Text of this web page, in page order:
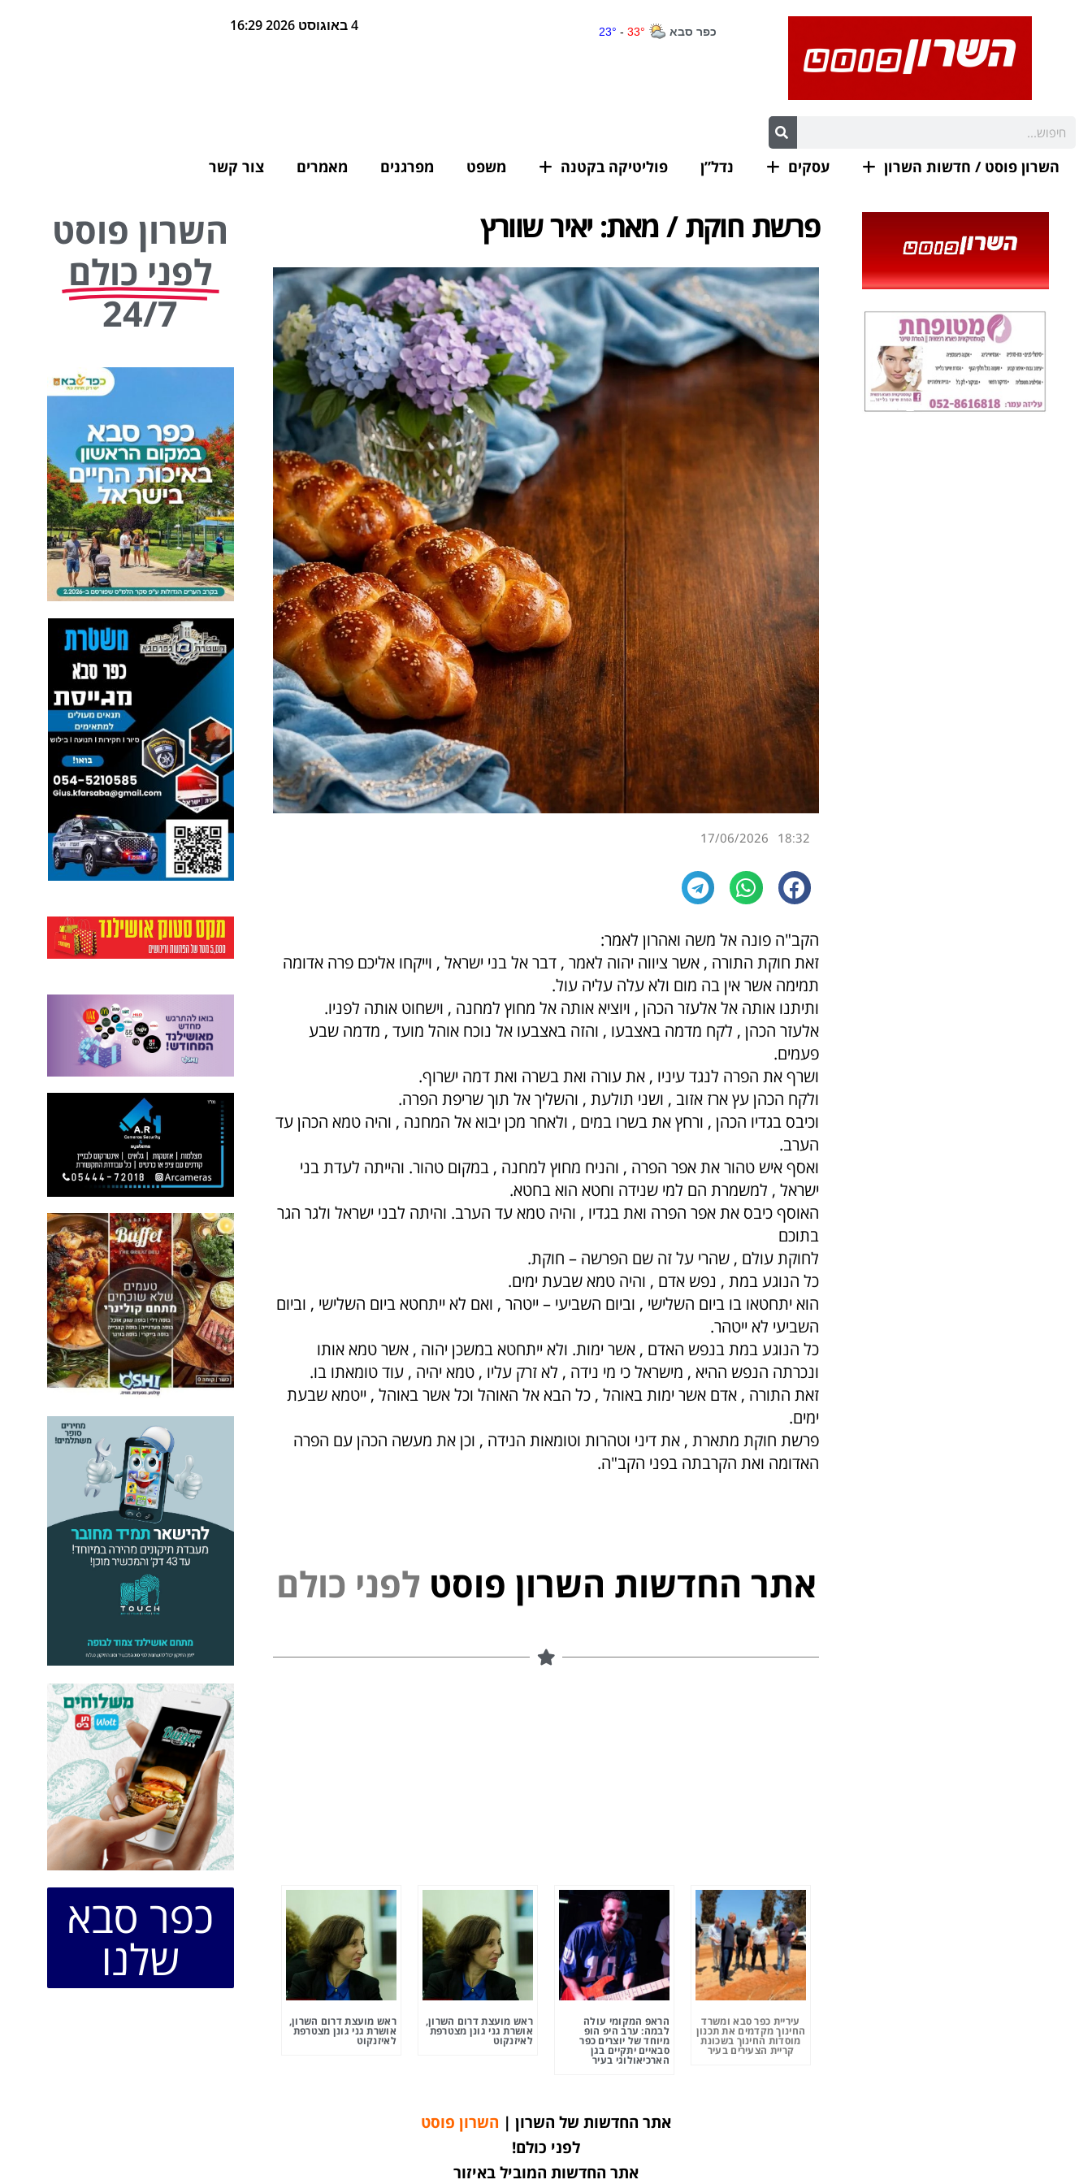
4 באוגוסט 2026 16:29
השרון פוסט / חדשות השרון עסקים נדל”ן פוליטיקה בקטנה משפט מפרגנים מאמרים צור קשר
פרשת חוקת / מאת: יאיר שוורץ
18:32
17/06/2026
הקב"ה פונה אל משה ואהרון לאמר:
זאת חוקת התורה , אשר ציווה יהוה לאמר , דבר אל בני ישראל , וייקחו אליכם פרה אדומה
תמימה אשר אין בה מום ולא עלה עליה עול.
ותיתנו אותה אל אלעזר הכהן , ויוציא אותה אל מחוץ למחנה , וישחוט אותה לפניו.
אלעזר הכהן , לקח מדמה באצבעו , והזה באצבעו אל נוכח אוהל מועד , מדמה שבע
פעמים.
ושרף את הפרה לנגד עיניו , את עורה ואת בשרה ואת דמה ישרוף.
ולקח הכהן עץ ארז אזוב , ושני תולעת , והשליך אל תוך שריפת הפרה.
וכיבס בגדיו הכהן , ורחץ את בשרו במים , ולאחר מכן יבוא אל המחנה , והיה טמא הכהן עד
הערב.
ואסף איש טהור את אפר הפרה , והניח מחוץ למחנה , במקום טהור. והייתה לעדת בני
ישראל , למשמרת הם למי שנידה וחטא הוא בחטא.
האוסף כיבס את אפר הפרה ואת בגדיו , והיה טמא עד הערב. והיתה לבני ישראל ולגר הגר
בתוכם
לחוקת עולם , שהרי על זה שם הפרשה – חוקת.
כל הנוגע במת , נפש אדם , והיה טמא שבעת ימים.
הוא יתחטאו בו ביום השלישי , וביום השביעי – ייטהר , ואם לא ייתחטא ביום השלישי , וביום
השביעי לא ייטהר.
כל הנוגע במת בנפש האדם , אשר ימות. ולא ייתחטא במשכן יהוה , אשר טמא אותו
ונכרתה הנפש ההיא , מישראל כי מי נידה , לא זרק עליו , טמא יהיה , עוד טומאתו בו.
זאת התורה , אדם אשר ימות באוהל , כל הבא אל האוהל וכל אשר באוהל , ייטמא שבעת
ימים.
פרשת חוקת מתארת , את דיני וטהרות וטומאות הנידה , וכן את מעשה הכהן עם הפרה
האדומה ואת הקרבתה בפני הקב"ה.
אתר החדשות השרון פוסט ל פ ני כולם
עיריית כפר סבא ומשרד
החינוך מקדמים את תכנון
מוסדות החינוך בשכונת
קריית הצעירים בעיר
הראפ המקומי עולה
לבמה: ערב היפ הופ
מיוחד של יוצרים כפר
סבאיים יתקיים בגן
הארכיאולוגי בעיר
ראש מועצת דרום השרון,
אושרת גני גונן מצטרפת
לאיזנקוט
ראש מועצת דרום השרון,
אושרת גני גונן מצטרפת
לאיזנקוט
השרון פוסט
לפני כולם
24/7
כפר סבא
שלנו
אתר החדשות של השרון | השרון פוסט
לפני כולם!
אתר החדשות המוביל באיזור